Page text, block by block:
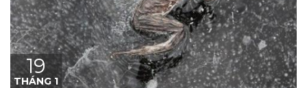
19
THÁNG 1